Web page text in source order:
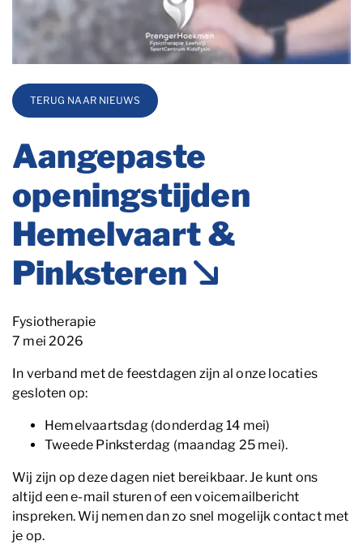
TERUG NAAR NIEUWS
Aangepaste
openingstijden
Hemelvaart &
Pinksteren
Categorie
Fysiotherapie
Blog_field_Datum
7 mei 2026
In verband met de feestdagen zijn al onze locaties
gesloten op:
Hemelvaartsdag (donderdag 14 mei)
Tweede Pinksterdag (maandag 25 mei).
Wij zijn op deze dagen niet bereikbaar. Je kunt ons
altijd een e-mail sturen of een voicemailbericht
inspreken. Wij nemen dan zo snel mogelijk contact met
je op.